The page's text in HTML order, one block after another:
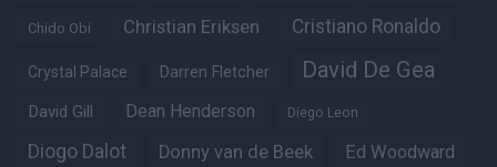
Chido Obi Christian Eriksen Cristiano Ronaldo
Crystal Palace Darren Fletcher David De Gea
David Gill Dean Henderson Diego Leon
Diogo Dalot Donny van de Beek Ed Woodward